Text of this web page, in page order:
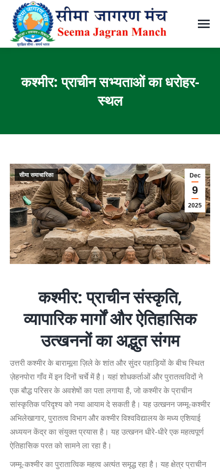
कश्मीर: प्राचीन सभ्यताओं का धरोहर-
स्थल
Dec
9
2025
सीमा समाचारिका
कश्मीर: प्राचीन संस्कृति,
व्यापारिक मार्गों और ऐतिहासिक
उत्खननों का अद्भुत संगम
उत्तरी कश्मीर के बारामूला ज़िले के शांत और सुंदर पहाड़ियों के बीच स्थित
ज़ेहनपोरा गाँव में इन दिनों चर्चे में है। यहांशोधकर्ताओं और पुरातत्वविदों ने
एक बौद्ध परिसर के अवशेषों का पता लगाया है, जो कश्मीर के प्राचीन
सांस्कृतिक परिदृश्य को नया आयाम दे सकती है। यह उत्खनन जम्मू-कश्मीर
अभिलेखागार, पुरातत्व विभाग और कश्मीर विश्वविद्यालय के मध्य एशियाई
अध्ययन केंद्र का संयुक्त प्रयास है। यह उत्खनन धीरे-धीरे एक महत्वपूर्ण
ऐतिहासिक परत को सामने ला रहा है।
जम्मू-कश्मीर का पुरातात्विक महत्व अत्यंत समृद्ध रहा है। यह क्षेत्र प्राचीन